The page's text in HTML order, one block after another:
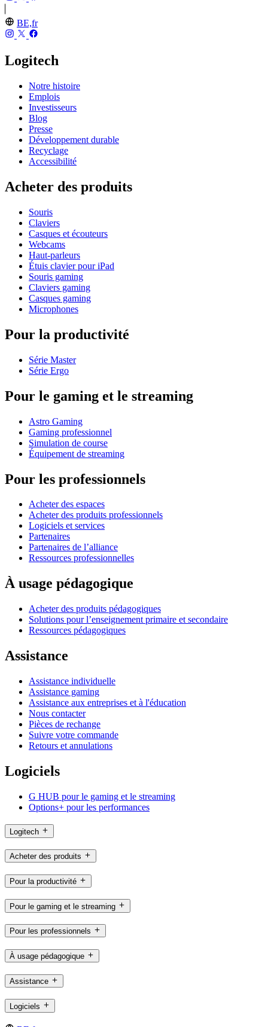
BE,fr
Logitech
Notre histoire
Emplois
Investisseurs
Blog
Presse
Développement durable
Recyclage
Accessibilité
Acheter des produits
Souris
Claviers
Casques et écouteurs
Webcams
Haut-parleurs
Étuis clavier pour iPad
Souris gaming
Claviers gaming
Casques gaming
Microphones
Pour la productivité
Série Master
Série Ergo
Pour le gaming et le streaming
Astro Gaming
Gaming professionnel
Simulation de course
Équipement de streaming
Pour les professionnels
Acheter des espaces
Acheter des produits professionnels
Logiciels et services
Partenaires
Partenaires de l’alliance
Ressources professionnelles
À usage pédagogique
Acheter des produits pédagogiques
Solutions pour l’enseignement primaire et secondaire
Ressources pédagogiques
Assistance
Assistance individuelle
Assistance gaming
Assistance aux entreprises et à l'éducation
Nous contacter
Pièces de rechange
Suivre votre commande
Retours et annulations
Logiciels
G HUB pour le gaming et le streaming
Options+ pour les performances
Logitech
Acheter des produits
Pour la productivité
Pour le gaming et le streaming
Pour les professionnels
À usage pédagogique
Assistance
Logiciels